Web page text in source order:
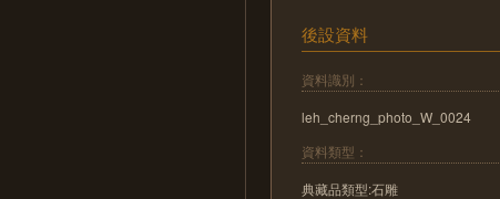
後設資料
資料識別：
leh_cherng_photo_W_0024
資料類型：
典藏品類型:石雕